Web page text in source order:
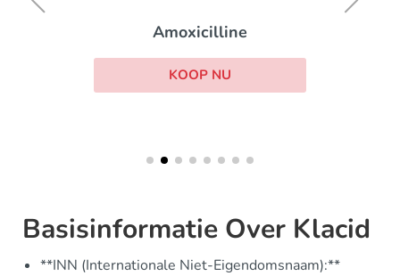
Amoxicilline
KOOP NU
Basisinformatie Over Klacid
**INN (Internationale Niet-Eigendomsnaam):**